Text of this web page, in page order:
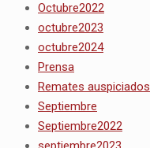
Octubre2022
octubre2023
octubre2024
Prensa
Remates auspiciados
Septiembre
Septiembre2022